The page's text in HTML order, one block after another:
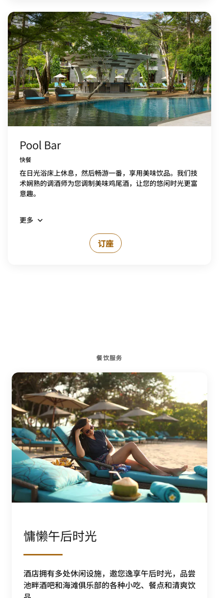
Pool Bar
快餐
在日光浴床上休息，然后畅游一番，享用美味饮品。我们技
术娴熟的调酒师为您调制美味鸡尾酒，让您的悠闲时光更富
意趣。
更多
订座
餐饮服务
慵懒午后时光
酒店拥有多处休闲设施，邀您逸享午后时光，品尝
池畔酒吧和海滩俱乐部的各种小吃、餐点和清爽饮